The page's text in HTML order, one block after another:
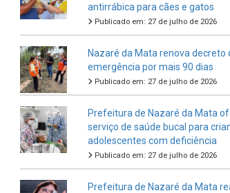
antirrábica para cães e gatos
Publicado em: 27 de julho de 2026
Nazaré da Mata renova decreto
emergência por mais 90 dias
Publicado em: 27 de julho de 2026
Prefeitura de Nazaré da Mata
serviço de saúde bucal para
adolescentes com deficiência
Publicado em: 27 de julho de 2026
Prefeitura de Nazaré da Mata